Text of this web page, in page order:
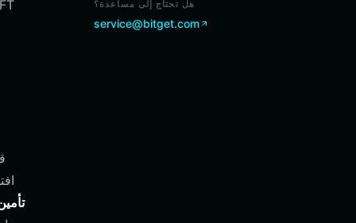
هل تحتاج إلى مساعدة؟
service@bitget.com